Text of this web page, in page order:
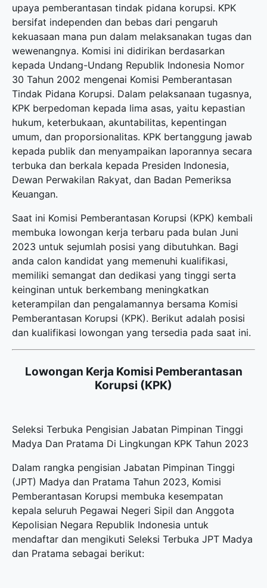
upaya pemberantasan tindak pidana korupsi. KPK
bersifat independen dan bebas dari pengaruh
kekuasaan mana pun dalam melaksanakan tugas dan
wewenangnya. Komisi ini didirikan berdasarkan
kepada Undang-Undang Republik Indonesia Nomor
30 Tahun 2002 mengenai Komisi Pemberantasan
Tindak Pidana Korupsi. Dalam pelaksanaan tugasnya,
KPK berpedoman kepada lima asas, yaitu kepastian
hukum, keterbukaan, akuntabilitas, kepentingan
umum, dan proporsionalitas. KPK bertanggung jawab
kepada publik dan menyampaikan laporannya secara
terbuka dan berkala kepada Presiden Indonesia,
Dewan Perwakilan Rakyat, dan Badan Pemeriksa
Keuangan.
Saat ini Komisi Pemberantasan Korupsi (KPK) kembali
membuka lowongan kerja terbaru pada bulan Juni
2023 untuk sejumlah posisi yang dibutuhkan. Bagi
anda calon kandidat yang memenuhi kualifikasi,
memiliki semangat dan dedikasi yang tinggi serta
keinginan untuk berkembang meningkatkan
keterampilan dan pengalamannya bersama Komisi
Pemberantasan Korupsi (KPK). Berikut adalah posisi
dan kualifikasi lowongan yang tersedia pada saat ini.
Lowongan Kerja Komisi Pemberantasan
Korupsi (KPK)
Seleksi Terbuka Pengisian Jabatan Pimpinan Tinggi
Madya Dan Pratama Di Lingkungan KPK Tahun 2023
Dalam rangka pengisian Jabatan Pimpinan Tinggi
(JPT) Madya dan Pratama Tahun 2023, Komisi
Pemberantasan Korupsi membuka kesempatan
kepala seluruh Pegawai Negeri Sipil dan Anggota
Kepolisian Negara Republik Indonesia untuk
mendaftar dan mengikuti Seleksi Terbuka JPT Madya
dan Pratama sebagai berikut: